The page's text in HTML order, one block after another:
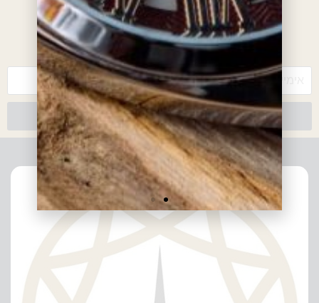
*עם ההרשמה אתם מאשרים לקבל חומרים פרסומיים מאיתנו
צרפו אותי